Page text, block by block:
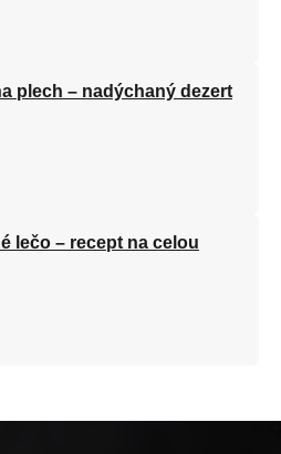
plech – nadýchaný dezert
lečo – recept na celou